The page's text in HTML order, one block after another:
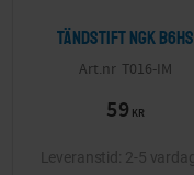
Tändstift NGK B6HS
T016-IM
59 KR
2-5